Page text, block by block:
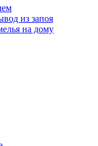
из запоя
на дому